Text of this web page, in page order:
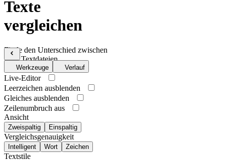
Texte
vergleichen
Finde den Unterschied zwischen
zwei Textdateien
Werkzeuge Verlauf
Live-Editor
Leerzeichen ausblenden
Gleiches ausblenden
Zeilenumbruch aus
Ansicht
Zweispaltig Einspaltig
Vergleichsgenauigkeit
Intelligent Wort Zeichen
Textstile